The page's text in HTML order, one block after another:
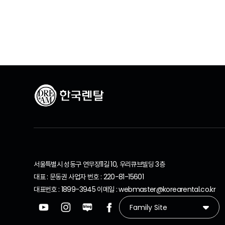
서울특별시 성동구 연무장11길 10, 우리큐브빌딩 3층
대표 : 문동권 사업자 번호 : 220-81-15601
대표번호 : 1899-3945 이메일 : webmaster@korearental.co.kr